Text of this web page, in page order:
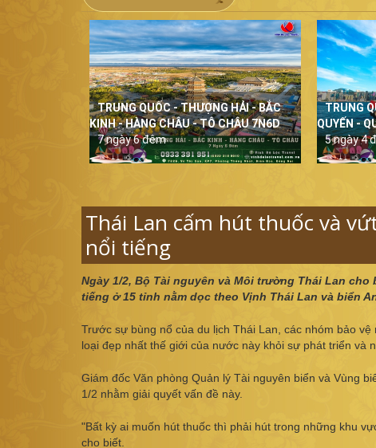
TRUNG QUỐC - THƯỢNG HẢI - BẮC
KINH - HÀNG CHÂU - TÔ CHÂU 7N6D
7 ngày 6 đêm
TRUNG
QUYẾN -
5 ngày 4
Thái Lan cấm hút thuốc và
nổi tiếng
Ngày 1/2, Bộ Tài nguyên và Môi trường Thái Lan
tiếng ở 15 tỉnh nằm dọc theo Vịnh Thái Lan và biển
Trước sự bùng nổ của du lịch Thái Lan, các nhóm bảo
loại đẹp nhất thế giới của nước này khỏi sự phát triển và
Giám đốc Văn phòng Quản lý Tài nguyên biển và Vùng
1/2 nhằm giải quyết vấn đề này.
"Bất kỳ ai muốn hút thuốc thì phải hút trong những khu
cho biết.